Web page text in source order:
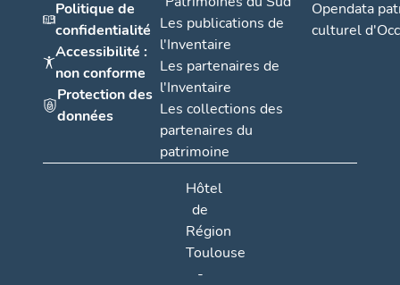
Politique de
confidentialité
Accessibilité :
non conforme
Protection des
données
Les publications de
l'Inventaire
Les partenaires de
l'Inventaire
Les collections des
partenaires du
patrimoine
Opendata
culturel
Hôtel
de
Région
Toulouse
-